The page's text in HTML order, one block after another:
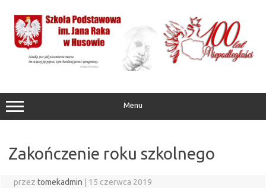
treści
Menu
Zakończenie roku szkolnego
przez tomekadmin | 15 czerwca 2019